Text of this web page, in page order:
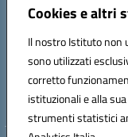
Cookies e altri
Il nostro Istituto non
sono utilizzati
corretto
istituzionali e alla
strumenti statistici
Posta elettronica
Codice fiscale:
Codice meccanografico:
Codice Indice delle
Codice unico di